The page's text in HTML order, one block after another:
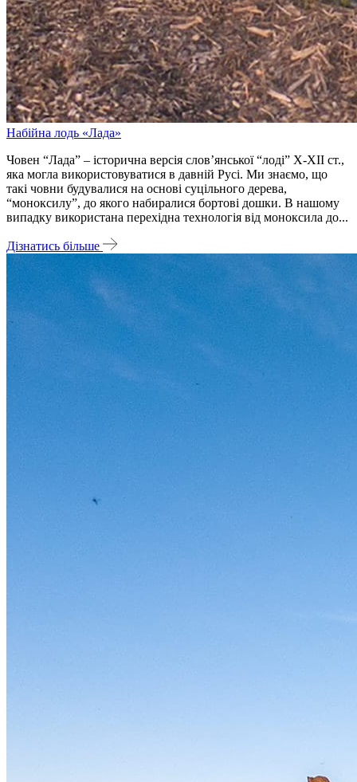
Набійна лодь «Лада»
Човен “Лада” – історична версія слов’янської “лоді” X-XII ст.,
яка могла використовуватися в давній Русі. Ми знаємо, що
такі човни будувалися на основі суцільного дерева,
“моноксилу”, до якого набиралися бортові дошки. В нашому
випадку використана перехідна технологія від моноксила до...
Дізнатись більше